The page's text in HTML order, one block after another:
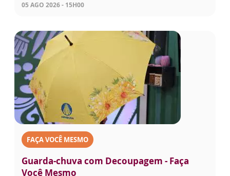
05 AGO 2026 - 15H00
FAÇA VOCÊ MESMO
Guarda-chuva com Decoupagem - Faça
Você Mesmo